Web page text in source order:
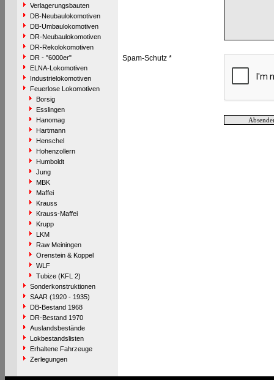
Verlagerungsbauten
DB-Neubaulokomotiven
DB-Umbaulokomotiven
DR-Neubaulokomotiven
DR-Rekolokomotiven
DR - "6000er"
ELNA-Lokomotiven
Industrielokomotiven
Feuerlose Lokomotiven
Borsig
Esslingen
Hanomag
Hartmann
Henschel
Hohenzollern
Humboldt
Jung
MBK
Maffei
Krauss
Krauss-Maffei
Krupp
LKM
Raw Meiningen
Orenstein & Koppel
WLF
Tubize (KFL 2)
Sonderkonstruktionen
SAAR (1920 - 1935)
DB-Bestand 1968
DR-Bestand 1970
Auslandsbestände
Lokbestandslisten
Erhaltene Fahrzeuge
Zerlegungen
Spam-Schutz *